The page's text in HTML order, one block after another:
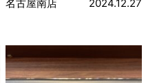
名古屋南店 2024.12.27